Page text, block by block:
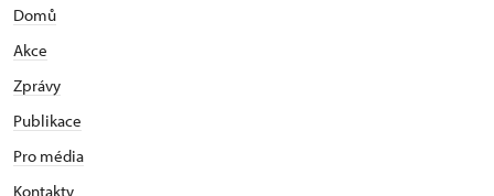
Domů
Akce
Zprávy
Publikace
Pro média
Kontakty